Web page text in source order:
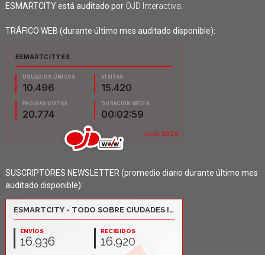
ESMARTCITY está auditado por OJD Interactiva
TRÁFICO WEB (durante último mes auditado disponible):
SUSCRIPTORES NEWSLETTER (promedio diario durante último mes
auditado disponible):